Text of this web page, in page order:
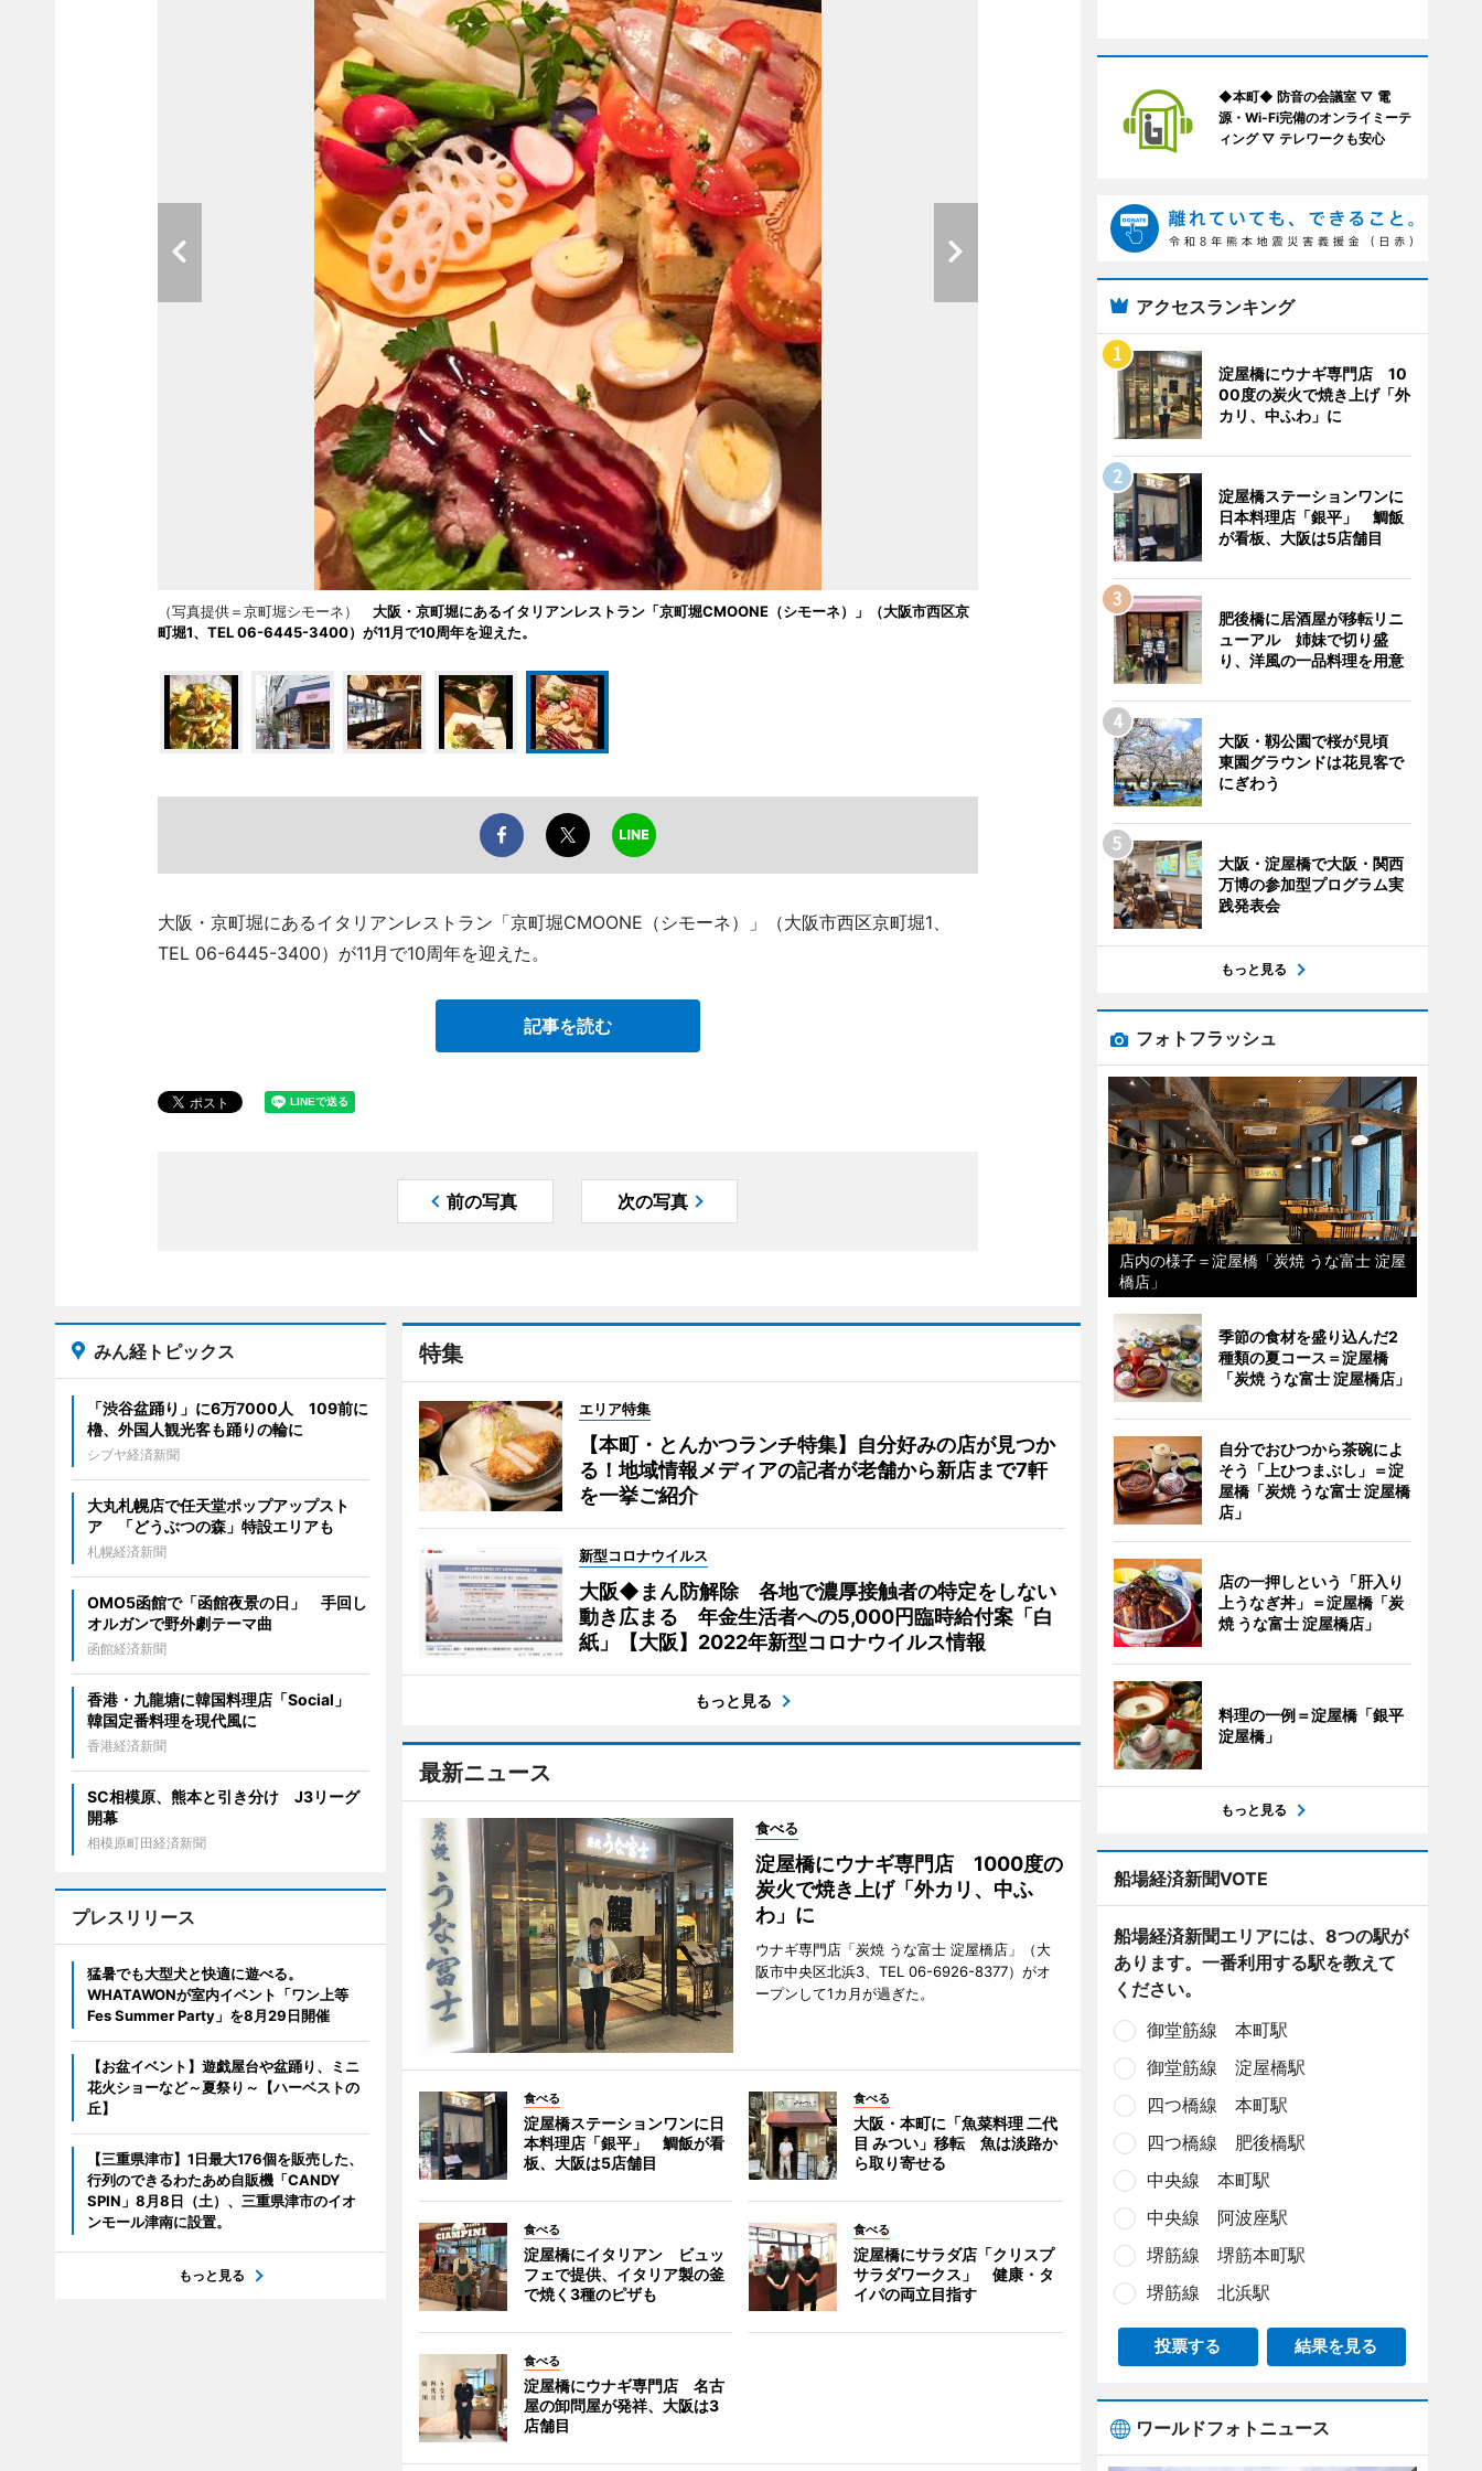
（写真提供＝京町堀シモーネ） 大阪・京町堀にあるイタリアンレストラン「京町堀CMOONE（シモーネ）」（大阪市西区京
町堀1、TEL 06-6445-3400）が11月で10周年を迎えた。
大阪・京町堀にあるイタリアンレストラン「京町堀CMOONE（シモーネ）」（大阪市西区京町堀1、
TEL 06-6445-3400）が11月で10周年を迎えた。
記事を読む
前の写真 次の写真
特集
エリア特集
【本町・とんかつランチ特集】自分好みの店が見つか
る！地域情報メディアの記者が老舗から新店まで7軒
を一挙ご紹介
新型コロナウイルス
大阪◆まん防解除 各地で濃厚接触者の特定をしない
動き広まる 年金生活者への5,000円臨時給付案「白
紙」【大阪】2022年新型コロナウイルス情報
もっと見る
最新ニュース
食べる
淀屋橋にウナギ専門店 1000度の
炭火で焼き上げ「外カリ、中ふ
わ」に
ウナギ専門店「炭焼 うな富士 淀屋橋店」（大
阪市中央区北浜3、TEL 06-6926-8377）がオ
ープンして1カ月が過ぎた。
食べる
淀屋橋ステーションワンに日
本料理店「銀平」 鯛飯が看
板、大阪は5店舗目
食べる
大阪・本町に「魚菜料理 二代
目 みつい」移転 魚は淡路か
ら取り寄せる
食べる
淀屋橋にイタリアン ビュッ
フェで提供、イタリア製の釜
で焼く3種のピザも
食べる
淀屋橋にサラダ店「クリスプ
サラダワークス」 健康・タ
イパの両立目指す
食べる
淀屋橋にウナギ専門店 名古
屋の卸問屋が発祥、大阪は3
店舗目
みん経トピックス
「渋谷盆踊り」に6万7000人 109前に
櫓、外国人観光客も踊りの輪に
シブヤ経済新聞
大丸札幌店で任天堂ポップアップスト
ア 「どうぶつの森」特設エリアも
札幌経済新聞
OMO5函館で「函館夜景の日」 手回し
オルガンで野外劇テーマ曲
函館経済新聞
香港・九龍塘に韓国料理店「Social」
韓国定番料理を現代風に
香港経済新聞
SC相模原、熊本と引き分け J3リーグ
開幕
相模原町田経済新聞
プレスリリース
猛暑でも大型犬と快適に遊べる。
WHATAWONが室内イベント「ワン上等
Fes Summer Party」を8月29日開催
【お盆イベント】遊戯屋台や盆踊り、ミニ
花火ショーなど～夏祭り～【ハーベストの
丘】
【三重県津市】1日最大176個を販売した、
行列のできるわたあめ自販機「CANDY
SPIN」8月8日（土）、三重県津市のイオ
ンモール津南に設置。
もっと見る
◆本町◆ 防音の会議室 ▽ 電
源・Wi-Fi完備のオンライミーテ
ィング ▽ テレワークも安心
アクセスランキング
淀屋橋にウナギ専門店 10
00度の炭火で焼き上げ「外
カリ、中ふわ」に
淀屋橋ステーションワンに
日本料理店「銀平」 鯛飯
が看板、大阪は5店舗目
肥後橋に居酒屋が移転リニ
ューアル 姉妹で切り盛
り、洋風の一品料理を用意
大阪・靱公園で桜が見頃
東園グラウンドは花見客で
にぎわう
大阪・淀屋橋で大阪・関西
万博の参加型プログラム実
践発表会
もっと見る
フォトフラッシュ
店内の様子＝淀屋橋「炭焼 うな富士 淀屋
橋店」
季節の食材を盛り込んだ2
種類の夏コース＝淀屋橋
「炭焼 うな富士 淀屋橋店」
自分でおひつから茶碗によ
そう「上ひつまぶし」＝淀
屋橋「炭焼 うな富士 淀屋橋
店」
店の一押しという「肝入り
上うなぎ丼」＝淀屋橋「炭
焼 うな富士 淀屋橋店」
料理の一例＝淀屋橋「銀平
淀屋橋」
もっと見る
船場経済新聞VOTE
船場経済新聞エリアには、8つの駅が
あります。一番利用する駅を教えて
ください。
御堂筋線 本町駅
御堂筋線 淀屋橋駅
四つ橋線 本町駅
四つ橋線 肥後橋駅
中央線 本町駅
中央線 阿波座駅
堺筋線 堺筋本町駅
堺筋線 北浜駅
投票する 結果を見る
ワールドフォトニュース